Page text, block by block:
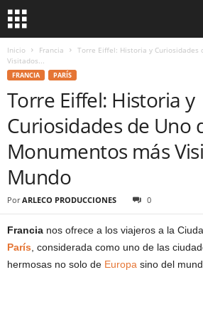
Inicio Francia
Torre Eiffel: Historia y Curiosidades
Visitados...
FRANCIA PARÍS
Torre Eiffel: Historia y
Curiosidades de Uno
Monumentos más
Mundo
Por ARLECO PRODUCCIONES 0
Francia nos ofrece a los viajeros a la
París , considerada como uno de las
hermosas no solo de Europa sino del